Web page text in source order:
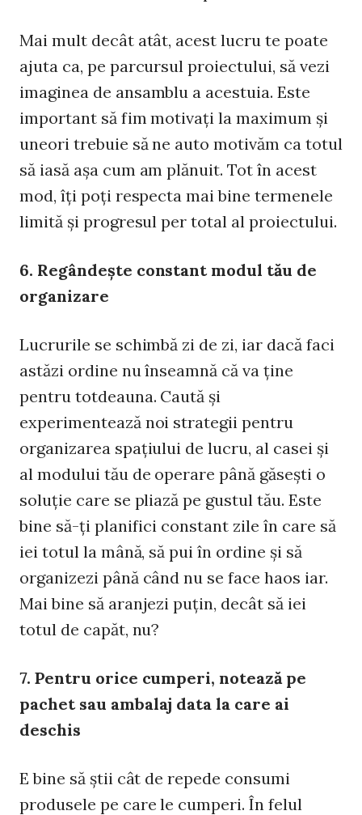
Mai mult decât atât, acest lucru te poate
ajuta ca, pe parcursul proiectului, să vezi
imaginea de ansamblu a acestuia. Este
important să fim motivaţi la maximum şi
uneori trebuie să ne auto motivăm ca totul
să iasă aşa cum am plănuit. Tot în acest
mod, îţi poţi respecta mai bine termenele
limită şi progresul per total al proiectului.
6. Regândeşte constant modul tău de
organizare
Lucrurile se schimbă zi de zi, iar dacă faci
astăzi ordine nu înseamnă că va ţine
pentru totdeauna. Caută şi
experimentează noi strategii pentru
organizarea spaţiului de lucru, al casei şi
al modului tău de operare până găseşti o
soluţie care se pliază pe gustul tău. Este
bine să-ţi planifici constant zile în care să
iei totul la mână, să pui în ordine şi să
organizezi până când nu se face haos iar.
Mai bine să aranjezi puţin, decât să iei
totul de capăt, nu?
7. Pentru orice cumperi, notează pe
pachet sau ambalaj data la care ai
deschis
E bine să ştii cât de repede consumi
produsele pe care le cumperi. În felul